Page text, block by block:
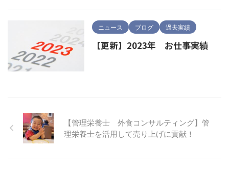
ニュース ブログ 過去実績
【更新】2023年 お仕事実績
【管理栄養士 外食コンサルティング】管
理栄養士を活用して売り上げに貢献！